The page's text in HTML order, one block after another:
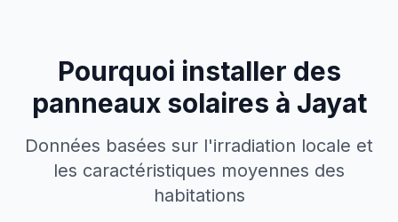
Pourquoi installer des
panneaux solaires à Jayat
Données basées sur l'irradiation locale et
les caractéristiques moyennes des
habitations